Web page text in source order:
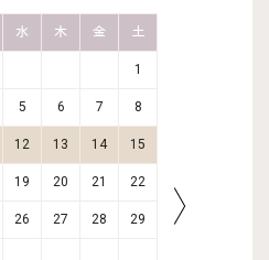
水 木 金 土
1
5 6 7 8
12 13 14 15
19 20 21 22
26 27 28 29